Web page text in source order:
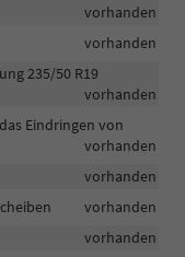
vorhanden
vorhanden
235/50 R19
vorhanden
Eindringen von
vorhanden
vorhanden
vorhanden
vorhanden